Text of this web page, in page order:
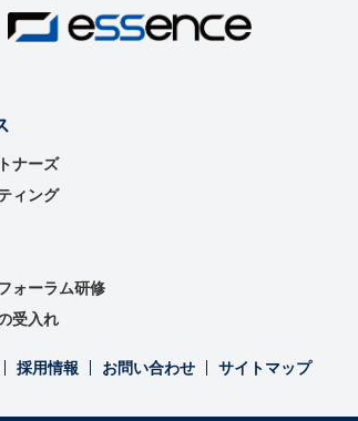
ナーズ
ィング
ォーラム研修
受入れ
採用情報 お問い合わせ サイトマップ